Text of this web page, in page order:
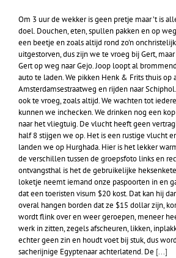
Om 3 uur de wekker is geen pretje maar ’t is
doel. Douchen, eten, spullen pakken en op
een beetje en zoals altijd rond zo'n onchristelijk
uitgestorven, dus zijn we te vroeg bij Gert, maar
Gert op weg naar Gejo. Joop loopt al
auto te laden. We pikken Henk & Frits thuis op
Amsterdamsestraatweg en rijden naar
ook te vroeg, zoals altijd. We wachten tot
kunnen we inchecken. We drinken nog een
naar het vliegtuig. De vlucht heeft geen
half 8 stijgen we op. Het is een rustige vlucht
landen we op Hurghada. Hier is het lekker
de verschillen tussen de groepsfoto links en
ontvangsthal is het de gebruikelijke
loketje neemt iemand onze paspoorten in en
dat een toeristen visum $20 kost. Dat kan hij
overal hangen borden dat ze $15 dollar zijn,
wordt flink over en weer geroepen, meneer
werk in zitten, zegels afscheuren, likken,
echter geen zin en houdt voet bij stuk, dus
sacherijnige Egyptenaar achterlatend. De [...]